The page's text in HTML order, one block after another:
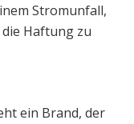
Stromunfall,
Haftung zu
ein Brand, der